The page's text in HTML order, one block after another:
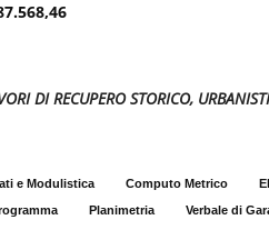
DI RECUPERO STORICO,
e Modulistica Computo Metrico
Planimetria Verbale di